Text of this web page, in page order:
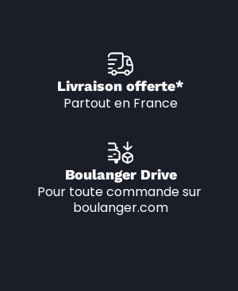
Livraison offerte*
Partout en France
Boulanger Drive
Pour toute commande sur
boulanger.com